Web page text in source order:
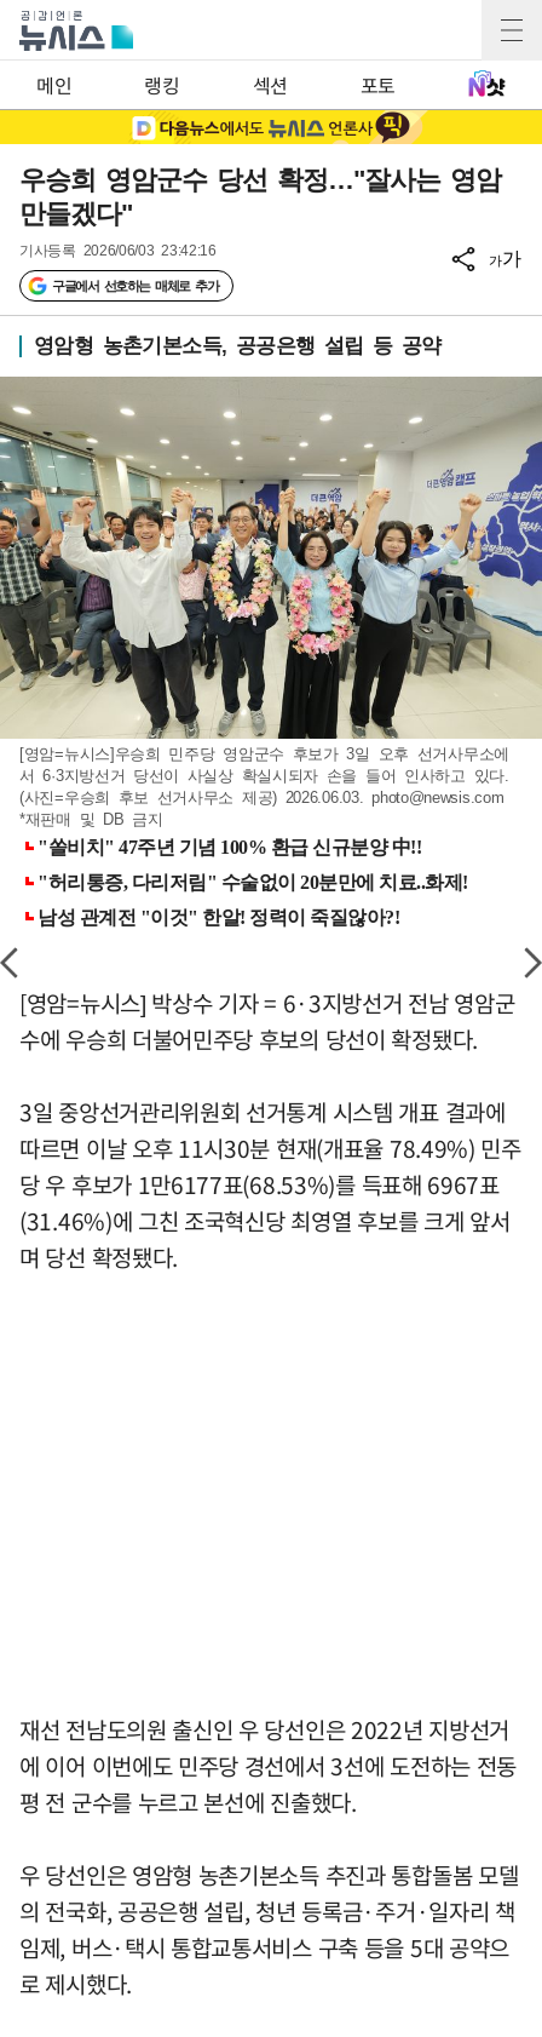
메인 랭킹 섹션 포토
우승희 영암군수 당선 확정…"잘사는 영암
만들겠다"
기사등록 2026/06/03 23:42:16
구글에서 선호하는 매체로 추가
가가
영암형 농촌기본소득, 공공은행 설립 등 공약
[영암=뉴시스]우승희 민주당 영암군수 후보가 3일 오후 선거사무소에
서 6·3지방선거 당선이 사실상 확실시되자 손을 들어 인사하고 있다.
(사진=우승희 후보 선거사무소 제공) 2026.06.03.photo@newsis.com
*재판매 및 DB 금지
[영암=뉴시스] 박상수 기자 = 6·3지방선거 전남 영암군
수에 우승희 더불어민주당 후보의 당선이 확정됐다.
3일 중앙선거관리위원회 선거통계 시스템 개표 결과에
따르면 이날 오후 11시30분 현재(개표율 78.49%) 민주
당 우 후보가 1만6177표(68.53%)를 득표해 6967표
(31.46%)에 그친 조국혁신당 최영열 후보를 크게 앞서
며 당선 확정됐다.
재선 전남도의원 출신인 우 당선인은 2022년 지방선거
에 이어 이번에도 민주당 경선에서 3선에 도전하는 전동
평 전 군수를 누르고 본선에 진출했다.
우 당선인은 영암형 농촌기본소득 추진과 통합돌봄 모델
의 전국화, 공공은행 설립, 청년 등록금·주거·일자리 책
임제, 버스·택시 통합교통서비스 구축 등을 5대 공약으
로 제시했다.